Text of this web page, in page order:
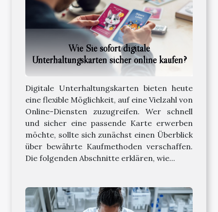
Wie Sie sofort digitale
Unterhaltungskarten sicher online kaufen?
Digitale Unterhaltungskarten bieten heute
eine flexible Möglichkeit, auf eine Vielzahl von
Online-Diensten zuzugreifen. Wer schnell
und sicher eine passende Karte erwerben
möchte, sollte sich zunächst einen Überblick
über bewährte Kaufmethoden verschaffen.
Die folgenden Abschnitte erklären, wie...